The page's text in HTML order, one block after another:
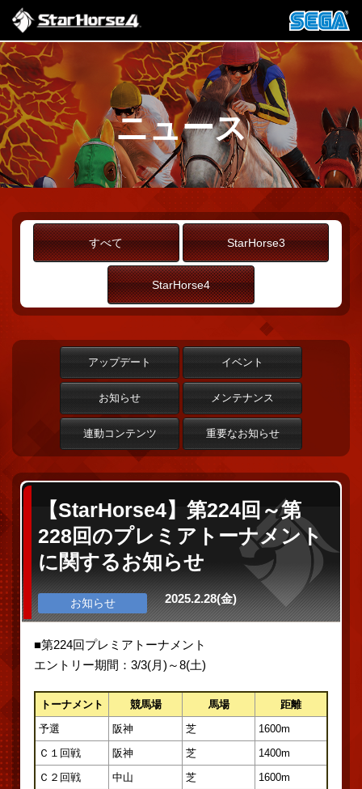
ニュース
すべて StarHorse3
StarHorse4
アップデート イベント
お知らせ メンテナンス
連動コンテンツ 重要なお知らせ
【StarHorse4】第224回～第
228回のプレミアトーナメント
に関するお知らせ
お知らせ 2025.2.28(金)
■第224回プレミアトーナメント
エントリー期間：3/3(月)～8(土)
トーナメント 競馬場 馬場
距離
予選
阪神 芝
1600m
Ｃ１回戦
阪神 芝
1400m
Ｃ２回戦
中山 芝
1600m